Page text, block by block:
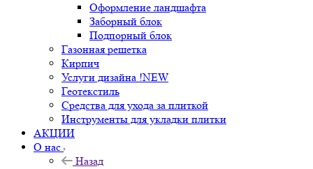
Оформление ландшафта
Заборный блок
Подпорный блок
Газонная решетка
Кирпич
Услуги дизайна !NEW
Геотекстиль
Средства для ухода за плиткой
Инструменты для укладки плитки
АКЦИИ
О нас
Назад